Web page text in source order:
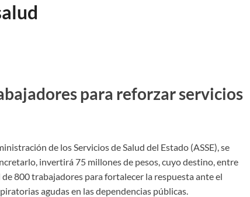
para reforzar servicios
de los Servicios de Salud del Estado (ASSE), se
invertirá 75 millones de pesos, cuyo destino, entre
800 trabajadores para fortalecer la respuesta ante el
agudas en las dependencias públicas.